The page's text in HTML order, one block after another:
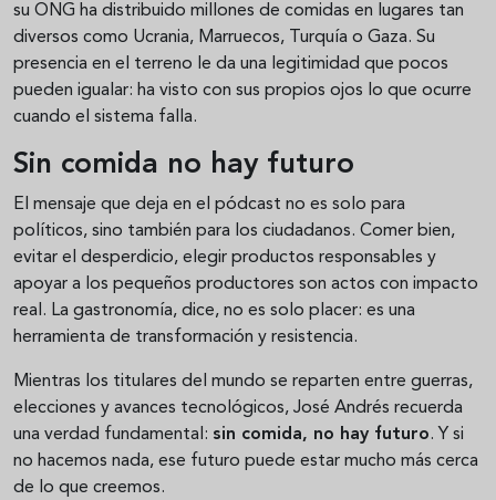
su ONG ha distribuido millones de comidas en lugares tan
diversos como Ucrania, Marruecos, Turquía o Gaza. Su
presencia en el terreno le da una legitimidad que pocos
pueden igualar: ha visto con sus propios ojos lo que ocurre
cuando el sistema falla.
Sin comida no hay futuro
El mensaje que deja en el pódcast no es solo para
políticos, sino también para los ciudadanos. Comer bien,
evitar el desperdicio, elegir productos responsables y
apoyar a los pequeños productores son actos con impacto
real. La gastronomía, dice, no es solo placer: es una
herramienta de transformación y resistencia.
Mientras los titulares del mundo se reparten entre guerras,
elecciones y avances tecnológicos, José Andrés recuerda
una verdad fundamental: sin comida, no hay futuro. Y si
no hacemos nada, ese futuro puede estar mucho más cerca
de lo que creemos.